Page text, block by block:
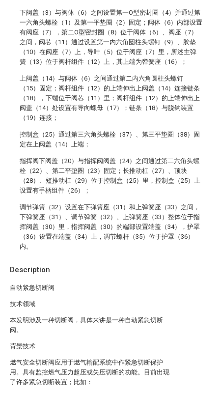
Description
自动紧急切断阀
技术领域
本发明涉及一种切断阀，具体来讲是一种自动紧急切断
阀。
背景技术
燃气安全切断阀应用于燃气输配系统中作紧急切断保护
用。具有监控燃气压力超压或失压切断的功能。目前出现
了许多紧急切断装置；比如：
下阀盖（3）与阀体（6）之间设置第一O型密封圈（4）并通过第
一六角头螺栓（1）及第一平垫圈（2）固定；阀体（6）内部设置
有阀座（7），第二O型密封圈（8）位于阀体（6）、阀座（7）
之间，阀芯（11）通过设置第一内六角圆柱头螺钉（9）、胶垫
（10）在阀座（7）上，导叶（5）位于阀座（7）里，所述主弹
簧（13）位于阀杆组件（12）上，其上端为弹簧座（16）；
上阀盖（14）与阀体（6）之间通过第二内六角圆柱头螺钉
（15）固定；阀杆组件（12）的上端伸出上阀盖（14）连接链条
（18），下端位于阀芯（11）里；阀杆组件（12）的上端伸出上
阀盖（14）处设置有导向螺母（17）；链条（18）与脱钩装置
（19）连接；
控制盒（25）通过第三六角头螺栓（37）、第三平垫圈（38）固
定在上阀盖（14）上端；
指挥阀下阀盖（20）与指挥阀阀盖（24）之间通过第二六角头螺
栓（22）、第二平垫圈（23）固定；长推动杠（27）、顶块
（28）、短推动杠（29）位于控制盒（25）里，控制盒（25）上
设置有手柄组件（26）；
调节弹簧（32）设置在下弹簧座（31）和上弹簧座（33）之间，
下弹簧座（31）、调节弹簧（32）、上弹簧座（33）整体位于指
挥阀盖（30）里，指挥阀盖（30）的端部设置端盖（34），护罩
（36）设置在端盖（34）上，调节螺杆（35）位于护罩（36）
内。